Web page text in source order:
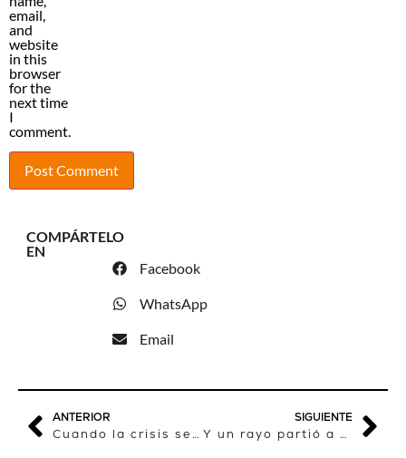
email,
and
website
in this
browser
for the
next time
I
comment.
COMPÁRTELO
EN
Facebook
WhatsApp
Email
ANTERIOR
Cuando la crisis se convierte en una oportunidad para el turismo sostenible
SIGUIENTE
Y un rayo partió a Senegal